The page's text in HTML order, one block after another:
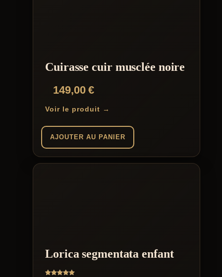
Cuirasse cuir musclée noire
149,00€
Voir le produit →
AJOUTER AU PANIER
Lorica segmentata enfant